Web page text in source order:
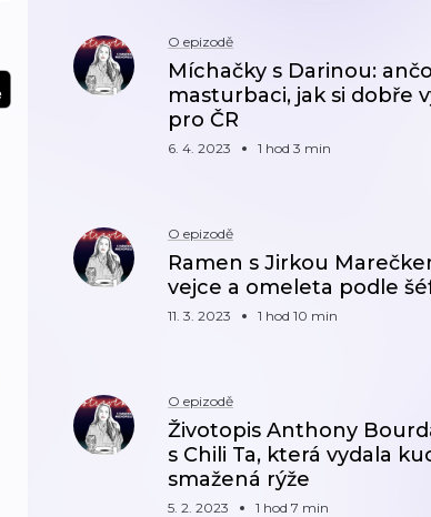
O epizodě
Míchačky s Darinou:
masturbaci, jak si dobře
pro ČR
6. 4. 2023 1 hod 3 min
O epizodě
Ramen s Jirkou
vejce a omeleta podle
11. 3. 2023 1 hod 10 min
O epizodě
Životopis Anthony
s Chili Ta, která vydala
smažená rýže
5. 2. 2023 1 hod 7 min